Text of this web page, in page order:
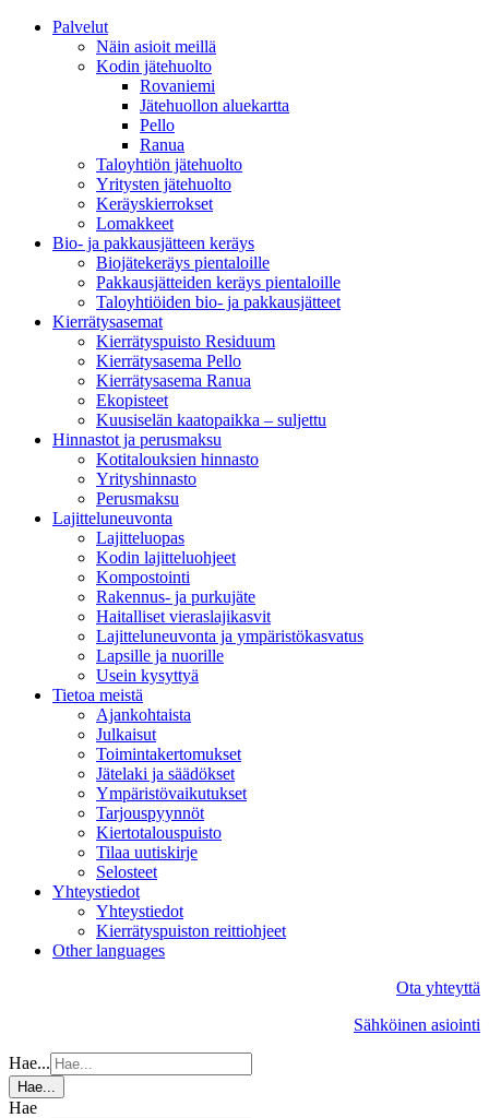
Palvelut
Näin asioit meillä
Kodin jätehuolto
Rovaniemi
Jätehuollon aluekartta
Pello
Ranua
Taloyhtiön jätehuolto
Yritysten jätehuolto
Keräyskierrokset
Lomakkeet
Bio- ja pakkausjätteen keräys
Biojätekeräys pientaloille
Pakkausjätteiden keräys pientaloille
Taloyhtiöiden bio- ja pakkausjätteet
Kierrätysasemat
Kierrätyspuisto Residuum
Kierrätysasema Pello
Kierrätysasema Ranua
Ekopisteet
Kuusiselän kaatopaikka – suljettu
Hinnastot ja perusmaksu
Kotitalouksien hinnasto
Yrityshinnasto
Perusmaksu
Lajitteluneuvonta
Lajitteluopas
Kodin lajitteluohjeet
Kompostointi
Rakennus- ja purkujäte
Haitalliset vieraslajikasvit
Lajitteluneuvonta ja ympäristökasvatus
Lapsille ja nuorille
Usein kysyttyä
Tietoa meistä
Ajankohtaista
Julkaisut
Toimintakertomukset
Jätelaki ja säädökset
Ympäristövaikutukset
Tarjouspyynnöt
Kiertotalouspuisto
Tilaa uutiskirje
Selosteet
Yhteystiedot
Yhteystiedot
Kierrätyspuiston reittiohjeet
Other languages
Ota yhteyttä
Sähköinen asiointi
Hae...
Hae...
Hae